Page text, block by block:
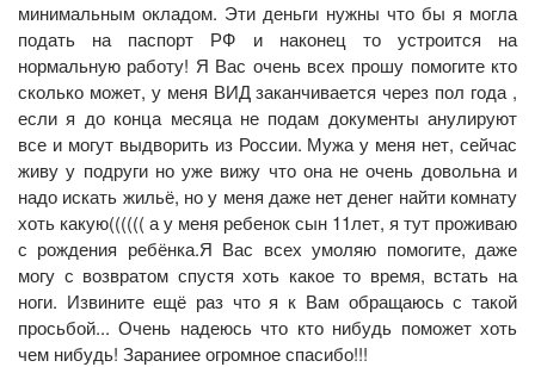
минимальным окладом. Эти деньги нужны что бы я могла
подать на паспорт РФ и наконец то устроится на
нормальную работу! Я Вас очень всех прошу помогите кто
сколько может, у меня ВИД заканчивается через пол года ,
если я до конца месяца не подам документы анулируют
все и могут выдворить из России. Мужа у меня нет, сейчас
живу у подруги но уже вижу что она не очень довольна и
надо искать жильё, но у меня даже нет денег найти комнату
хоть какую(((((( а у меня ребенок сын 11лет, я тут проживаю
с рождения ребёнка.Я Вас всех умоляю помогите, даже
могу с возвратом спустя хоть какое то время, встать на
ноги. Извините ещё раз что я к Вам обращаюсь с такой
просьбой... Очень надеюсь что кто нибудь поможет хоть
чем нибудь! Зараниее огромное спасибо!!!